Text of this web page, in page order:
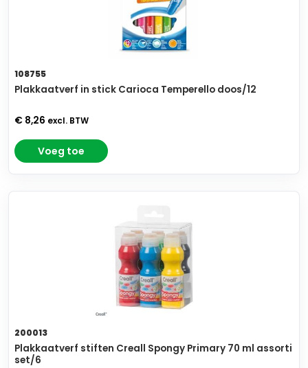
108755
Plakkaatverf in stick Carioca Temperello doos/12
€ 8,26 excl. BTW
Voeg toe
200013
Plakkaatverf stiften Creall Spongy Primary 70 ml assorti
set/6